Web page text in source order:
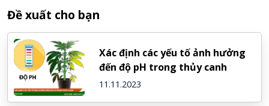
Đề xuất cho bạn
Xác định các yếu tố ảnh hưởng
đến độ pH trong thủy canh
11.11.2023